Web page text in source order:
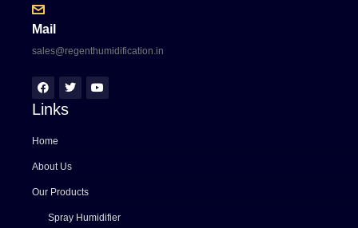
Mail
sales@regenthumidification.in
Links
Home
About Us
Our Products
Spray Humidifier